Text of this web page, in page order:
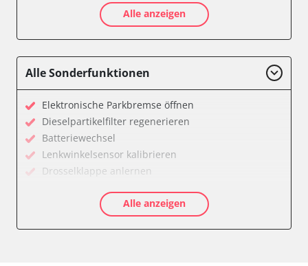
Einparkhilfe Lenkhilfe
Klimaanlage
Lenkradelektronik
Lenkradwinkel-Sensor
Leuchtweitenregulierung (LWR)
Medienplayer 3
Motorsteuerung (EMS)
Navigationssystem
Servolenkung
Alle anzeigen
Alle Sonderfunktionen
Elektronische Parkbremse öffnen
Dieselpartikelfilter regenerieren
Batteriewechsel
Lenkwinkelsensor kalibrieren
Drosselklappe anlernen
Luftmassenmesser anlernen
Kraftstofftank entleeren
Alle anzeigen